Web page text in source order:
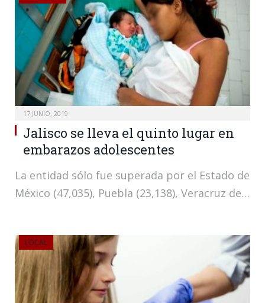
17 JUNIO, 2019
Jalisco se lleva el quinto lugar en
embarazos adolescentes
La entidad sólo fue superada por el Estado de
México (47,035), Puebla (23,138), Veracruz de…
LOCAL